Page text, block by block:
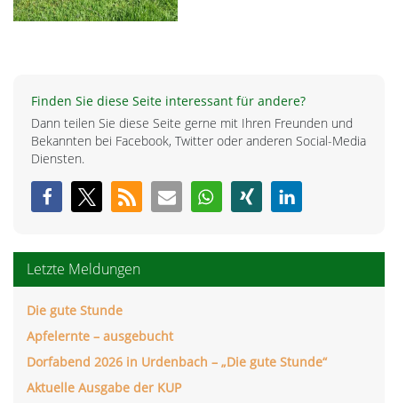
Finden Sie diese Seite interessant für andere?
Dann teilen Sie diese Seite gerne mit Ihren Freunden und
Bekannten bei Facebook, Twitter oder anderen Social-Media
Diensten.
Letzte Meldungen
Die gute Stunde
Apfelernte – ausgebucht
Dorfabend 2026 in Urdenbach – „Die gute Stunde“
Aktuelle Ausgabe der KUP